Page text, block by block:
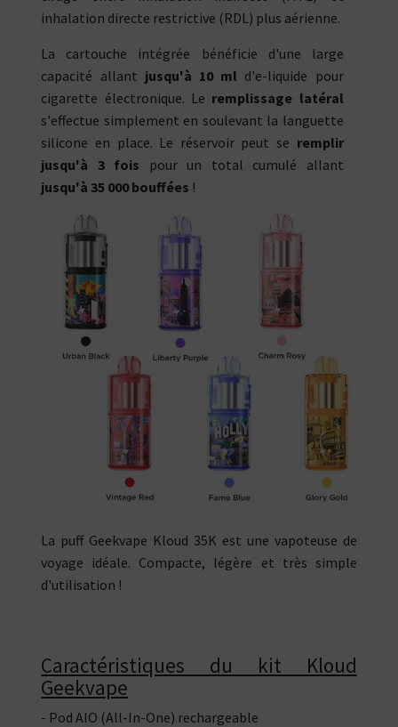
inhalation directe restrictive (RDL) plus aérienne.
La cartouche intégrée bénéficie d'une large
capacité allant jusqu'à 10 ml d'e-liquide pour
cigarette électronique. Le remplissage latéral
s'effectue simplement en soulevant la languette
silicone en place. Le réservoir peut se remplir
jusqu'à 3 fois pour un total cumulé allant
jusqu'à 35 000 bouffées !
La puff Geekvape Kloud 35K est une vapoteuse de
voyage idéale. Compacte, légère et très simple
d'utilisation !
Caractéristiques du kit Kloud
Geekvape
- Pod AIO (All-In-One) rechargeable